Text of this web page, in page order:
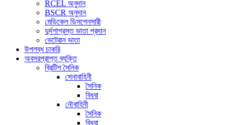
RCEL অনুদান
BSCR অনুদান
মেডিকেল ডিসপেনসারী
দুর্দশাগ্রস্ত ভাতা প্রদান
ভেটেরান ভাতা
উপলব্ধ চাকরি
অবসরপ্রাপ্ত ব্যক্তি
ব্রিটিশ সৈনিক
সেনাবাহিনী
সৈনিক
বিধবা
নৌবাহিনী
সৈনিক
বিধবা